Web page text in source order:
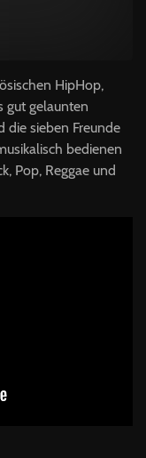
HipHop,
gut gelaunten
die sieben Freunde
bedienen
Pop, Reggae und